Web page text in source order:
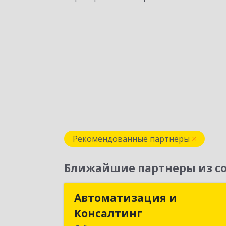
Рекомендованные партнеры
Ближайшие партнеры из
Автоматизация и
Консалтинг
Автоматизация и